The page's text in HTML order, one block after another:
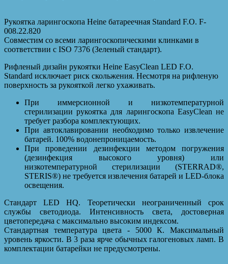
Рукоятка ларингоскопа Heine батареечная Standard F.O. F-
008.22.820
Совместим со всеми ларингоскопическими клинками в
соответствии с ISO 7376 (Зеленый стандарт).
Рифленый дизайн рукоятки Heine EasyClean LED F.O.
Standard исключает риск скольжения. Несмотря на рифленую
поверхность за рукояткой легко ухаживать.
При иммерсионной и низкотемпературной
стерилизации рукоятка для ларингоскопа EasyClean не
требует разбора комплектующих.
При автоклавировании необходимо только извлечение
батарей. 100% водонепроницаемость.
При проведении дезинфекции методом погружения
(дезинфекция высокого уровня) или
низкотемпературной стерилизации (STERRAD®,
STERIS®) не требуется извлечения батарей и LED-блока
освещения.
Стандарт LED HQ. Теоретически неограниченный срок
службы светодиода. Интенсивность света, достоверная
цветопередача с максимально высоким индексом.
Стандартная температура цвета - 5000 К. Максимальный
уровень яркости. В 3 раза ярче обычных галогеновых ламп. В
комплектации батарейки не предусмотрены.